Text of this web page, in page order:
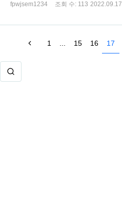
fpwjsem1234 조회 수: 113 2022.09.17
1 ... 15 16 17